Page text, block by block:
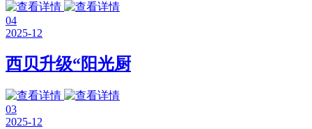
04
2025-12
西贝升级“阳光厨
03
2025-12